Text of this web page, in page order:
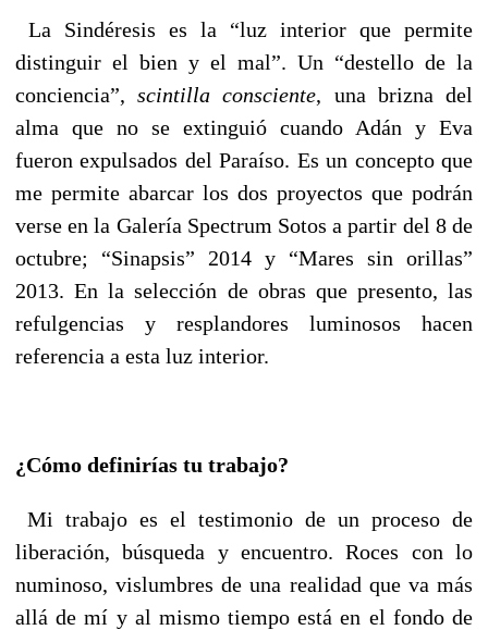
La Sindéresis es la “luz interior que permite
distinguir el bien y el mal”. Un “destello de la
conciencia”,scintilla consciente, una brizna del
alma que no se extinguió cuando Adán y Eva
fueron expulsados del Paraíso. Es un concepto que
me permite abarcar los dos proyectos que podrán
verse en la Galería Spectrum Sotos a partir del 8 de
octubre; “Sinapsis” 2014 y “Mares sin orillas”
2013. En la selección de obras que presento, las
refulgencias y resplandores luminosos hacen
referencia a esta luz interior.
¿Cómo definirías tu trabajo?
Mi trabajo es el testimonio de un proceso de
liberación, búsqueda y encuentro. Roces con lo
numinoso, vislumbres de una realidad que va más
allá de mí y al mismo tiempo está en el fondo de